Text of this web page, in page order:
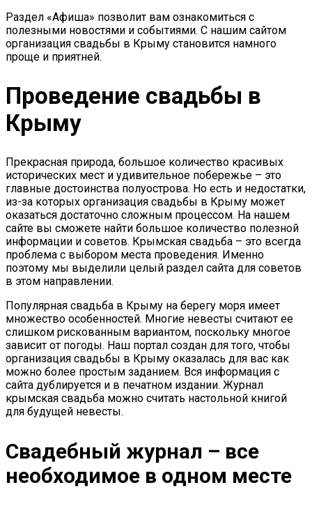
Раздел «Афиша» позволит вам ознакомиться с
полезными новостями и событиями. С нашим сайтом
организация свадьбы в Крыму становится намного
проще и приятней.
Проведение свадьбы в
Крыму
Прекрасная природа, большое количество красивых
исторических мест и удивительное побережье – это
главные достоинства полуострова. Но есть и недостатки,
из-за которых организация свадьбы в Крыму может
оказаться достаточно сложным процессом. На нашем
сайте вы сможете найти большое количество полезной
информации и советов. Крымская свадьба – это всегда
проблема с выбором места проведения. Именно
поэтому мы выделили целый раздел сайта для советов
в этом направлении.
Популярная свадьба в Крыму на берегу моря имеет
множество особенностей. Многие невесты считают ее
слишком рискованным вариантом, поскольку многое
зависит от погоды. Наш портал создан для того, чтобы
организация свадьбы в Крыму оказалась для вас как
можно более простым заданием. Вся информация с
сайта дублируется и в печатном издании. Журнал
крымская свадьба можно считать настольной книгой
для будущей невесты.
Свадебный журнал – все
необходимое в одном месте